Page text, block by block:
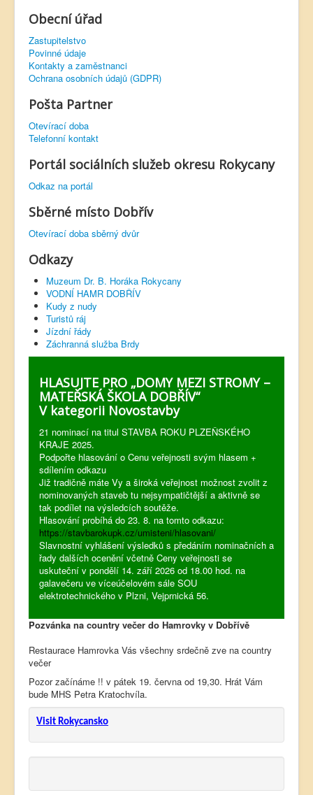
Obecní úřad
Zastupitelstvo
Povinné údaje
Kontakty a zaměstnanci
Ochrana osobních údajů (GDPR)
Pošta Partner
Otevírací doba
Telefonní kontakt
Portál sociálních služeb okresu Rokycany
Odkaz na portál
Sběrné místo Dobřív
Otevírací doba sběrný dvůr
Odkazy
Muzeum Dr. B. Horáka Rokycany
VODNÍ HAMR DOBŘÍV
Kudy z nudy
Turistů ráj
Jízdní řády
Záchranná služba Brdy
HLASUJTE PRO „DOMY MEZI STROMY –
MATEŘSKÁ ŠKOLA DOBŘÍV“
V kategorii Novostavby
21 nominací na titul STAVBA ROKU PLZEŇSKÉHO
KRAJE 2025.
Podpořte hlasování o Cenu veřejnosti svým hlasem +
sdílením odkazu
Již tradičně máte Vy a široká veřejnost možnost zvolit z
nominovaných staveb tu nejsympatičtější a aktivně se
tak podílet na výsledcích soutěže.
Hlasování probíhá do 23. 8. na tomto odkazu:
https://stavbarokupk.cz/umisteni/hlasovani/
Slavnostní vyhlášení výsledků s předáním nominačních a
řady dalších ocenění včetně Ceny veřejnosti se
uskuteční v pondělí 14. září 2026 od 18.00 hod. na
galavečeru ve víceúčelovém sále SOU
elektrotechnického v Plzni, Vejprnická 56.
Pozvánka na country večer do Hamrovky v Dobřívě
Restaurace Hamrovka Vás všechny srdečně zve na country
večer
Pozor začínáme !! v pátek 19. června od 19,30. Hrát Vám
bude MHS Petra Kratochvíla.
Visit Rokycansko